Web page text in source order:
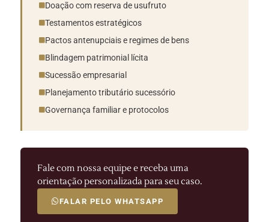
Doação com reserva de usufruto
Testamentos estratégicos
Pactos antenupciais e regimes de bens
Blindagem patrimonial lícita
Sucessão empresarial
Planejamento tributário sucessório
Governança familiar e protocolos
Fale com nossa equipe e receba uma
orientação personalizada para seu caso.
FALAR PELO WHATSAPP